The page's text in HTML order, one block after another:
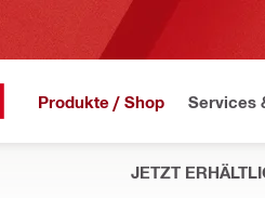
Produkte / Shop Services
JETZT